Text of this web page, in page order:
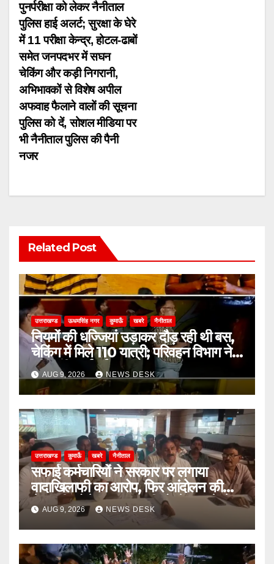
पुनर्परीक्षा को लेकर नैनीताल
पुलिस हाई अलर्ट; सुरक्षा के घेरे
में 11 परीक्षा केन्द्र, होटल-ढाबों
समेत जनपदभर में सघन
चेकिंग और कड़ी निगरानी,
अभिभावकों से विशेष अपील
अफवाह फैलाने वालों की सूचना
पुलिस को दें, सोशल मीडिया पर
भी नैनीताल पुलिस की पैनी
नजर
Related Post
उत्तराखण्ड ऊधमसिंह नगर कुमाऊँ खबरे नैनीताल
नियमों की धज्जियां उड़ाकर दौड़ रही थी बस,
चेकिंग में मिले 110 यात्री; परिवहन विभाग ने
की कड़ी कार्रवाई
AUG 9, 2026 NEWS DESK
उत्तराखण्ड कुमाऊँ खबरे नैनीताल
सफाई कर्मचारियों ने सरकार पर लगाया
वादाखिलाफी का आरोप, फिर आंदोलन की
चेतावनी; बोले- जरूरत पड़ी तो जेल जाने से
भी नहीं हटेंगे पीछे
AUG 9, 2026 NEWS DESK